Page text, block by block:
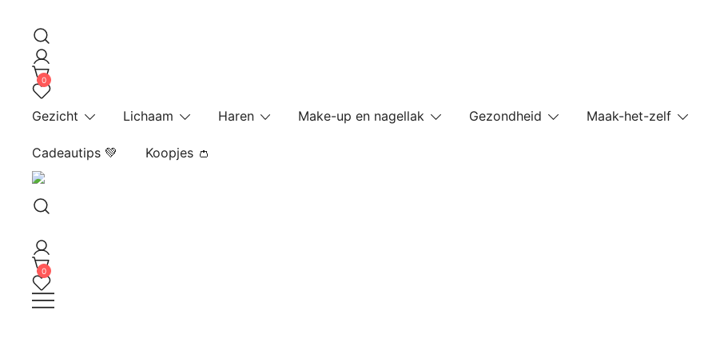
inhoud0
Gezicht Lichaam Haren Make-up en nagellak Gezondheid Maak-het-zelf
Cadeautips 💚 Koopjes 👛
0